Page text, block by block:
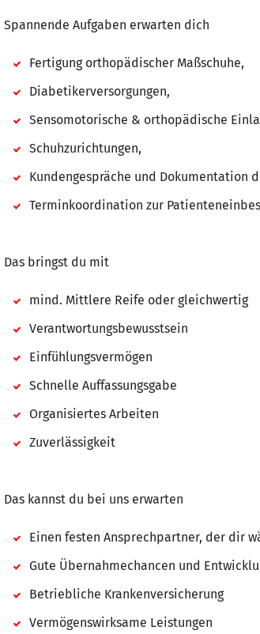
Spannende Aufgaben erwarten dich
Fertigung orthopädischer Maßschuhe,
Diabetikerversorgungen,
Sensomotorische & orthopädische
Schuhzurichtungen,
Kundengespräche und Dokumentation
Terminkoordination zur
Das bringst du mit
mind. Mittlere Reife oder gleichwertig
Verantwortungsbewusstsein
Einfühlungsvermögen
Schnelle Auffassungsgabe
Organisiertes Arbeiten
Zuverlässigkeit
Das kannst du bei uns erwarten
Einen festen Ansprechpartner, der dir
Gute Übernahmechancen und
Betriebliche Krankenversicherung
Vermögenswirksame Leistungen